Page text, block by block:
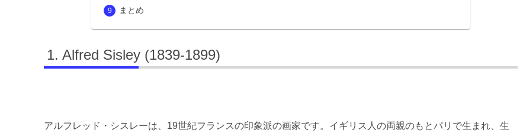
まとめ
Alfred Sisley (1839-1899)
アルフレッド・シスレーは、19世紀フランスの印象派の画家です。イギリス人の両親のもとパリで生まれ、生